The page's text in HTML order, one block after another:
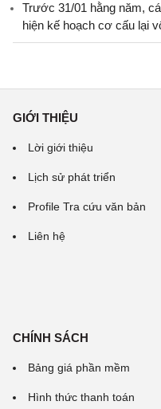
Trước 31/01 hằng năm,
hiện kế hoạch cơ cấu lại
GIỚI THIỆU
Lời giới thiệu
Lịch sử phát triển
Profile Tra cứu văn bản
Liên hệ
CHÍNH SÁCH
Bảng giá phần mềm
Hình thức thanh toán